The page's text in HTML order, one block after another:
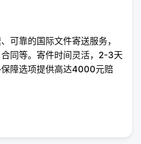
可靠的国际文件寄送服务，
同等。寄件时间灵活，2-3天
障选项提供高达4000元赔